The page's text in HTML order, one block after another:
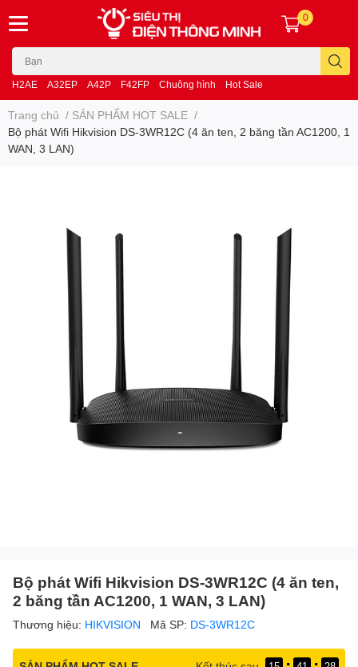
H2AE A32EP A42P F42FP Chuông hình Hot Sale
0
Trang chủ / SẢN PHẨM HOT SALE /
Bộ phát Wifi Hikvision DS-3WR12C (4 ăn ten, 2 băng tần AC1200, 1
WAN, 3 LAN)
Bộ phát Wifi Hikvision DS-3WR12C (4 ăn ten,
2 băng tần AC1200, 1 WAN, 3 LAN)
Thương hiệu: HIKVISION Mã SP: DS-3WR12C